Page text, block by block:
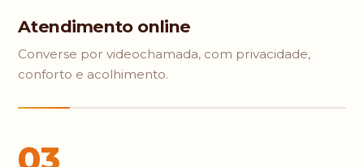
Atendimento online
Converse por videochamada, com privacidade,
conforto e acolhimento.
03